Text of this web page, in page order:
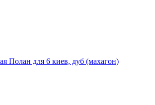
Полан для 6 киев, дуб (махагон)